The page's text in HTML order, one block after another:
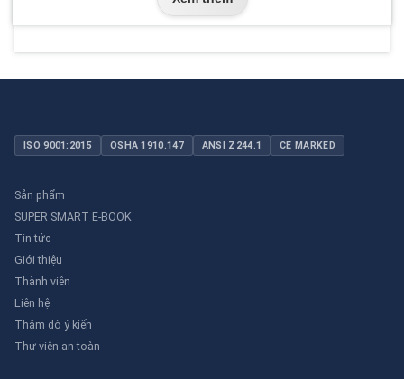
ISO 9001:2015 OSHA 1910.147 ANSI Z244.1 CE MARKED
Sản phẩm
SUPER SMART E-BOOK
Tin tức
Giới thiệu
Thành viên
Liên hệ
Thăm dò ý kiến
Thư viên an toàn